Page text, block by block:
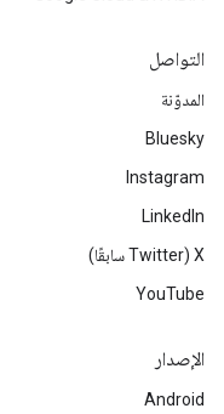
التواصل
المدوّنة
Bluesky
Instagram
LinkedIn
‫X ‏(Twitter سابقًا)
YouTube
الإصدار
Android